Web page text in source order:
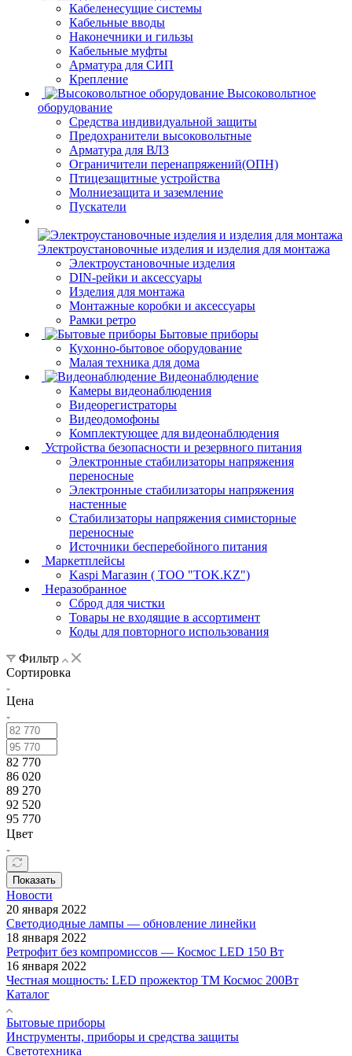
Кабеленесущие системы
Кабельные вводы
Наконечники и гильзы
Кабельные муфты
Арматура для СИП
Крепление
Высоковольтное
оборудование
Средства индивидуальной защиты
Предохранители высоковольтные
Арматура для ВЛЗ
Ограничители перенапряжений(ОПН)
Птицезащитные устройства
Молниезащита и заземление
Пускатели
Электроустановочные изделия и изделия для монтажа
Электроустановочные изделия
DIN-рейки и аксессуары
Изделия для монтажа
Монтажные коробки и аксессуары
Рамки ретро
Бытовые приборы
Кухонно-бытовое оборудование
Малая техника для дома
Видеонаблюдение
Камеры видеонаблюдения
Видеорегистраторы
Видеодомофоны
Комплектующее для видеонаблюдения
Устройства безопасности и резервного питания
Электронные стабилизаторы напряжения
переносные
Электронные стабилизаторы напряжения
настенные
Стабилизаторы напряжения симисторные
переносные
Источники бесперебойного питания
Маркетплейсы
Kaspi Магазин ( ТОО "TOK.KZ")
Неразобранное
Сброд для чистки
Товары не входящие в ассортимент
Коды для повторного использования
Фильтр
Сортировка
Цена
82 770
86 020
89 270
92 520
95 770
Цвет
Показать
Новости
20 января 2022
Светодиодные лампы — обновление линейки
18 января 2022
Ретрофит без компромиссов — Космос LED 150 Вт
16 января 2022
Честная мощность: LED прожектор ТМ Космос 200Вт
Каталог
Бытовые приборы
Инструменты, приборы и средства защиты
Светотехника